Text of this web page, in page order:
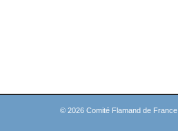
© 2026 Comité Flamand de France